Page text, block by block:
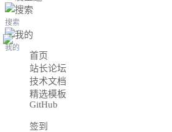
搜索
我的
首页
站长论坛
技术文档
精选模板
GitHub
签到